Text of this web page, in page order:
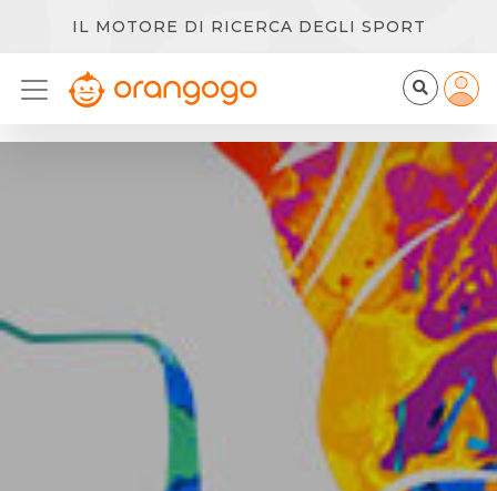
IL MOTORE DI RICERCA DEGLI SPORT